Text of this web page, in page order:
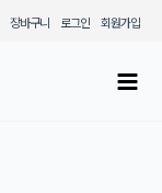
장바구니 로그인 회원가입